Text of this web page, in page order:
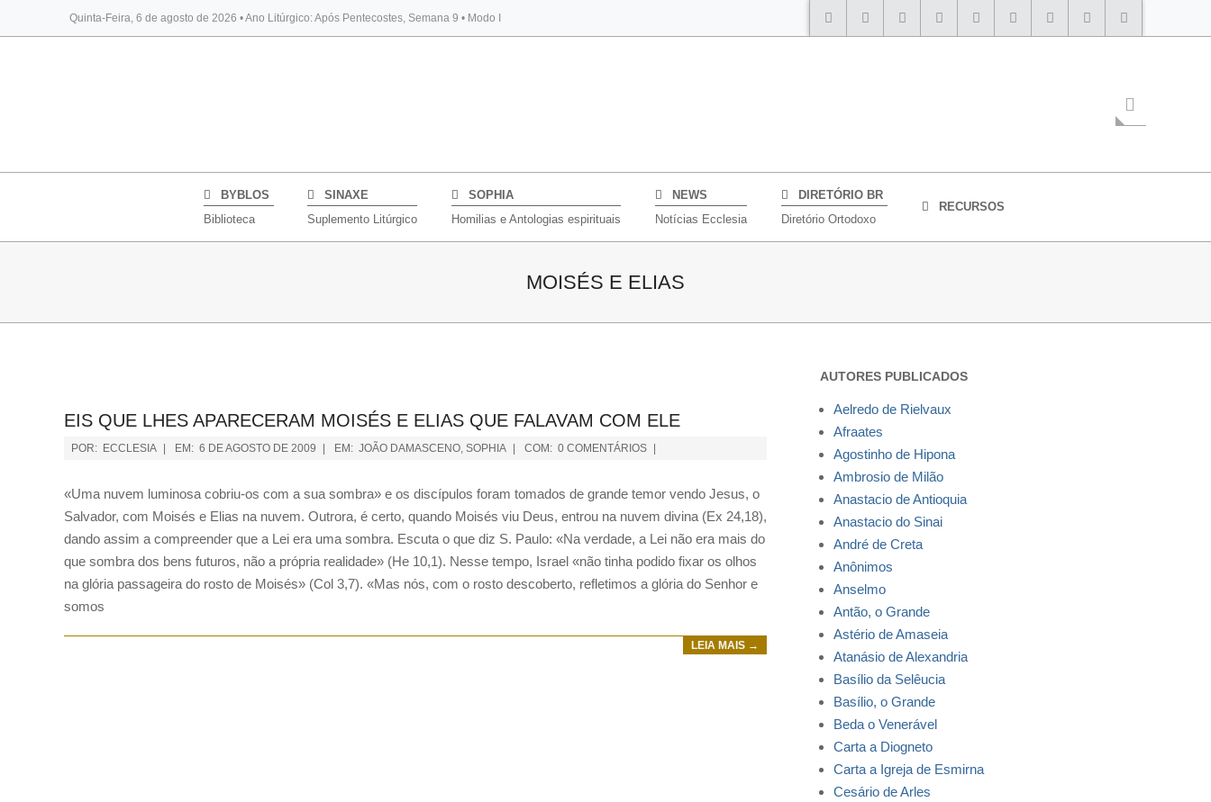
Quinta-Feira, 6 de agosto de 2026 • Ano Litúrgico: Após Pentecostes, Semana 9 • Modo I
BYBLOS
BYBLOS
Biblioteca
SINAXE
Suplemento Litúrgico
SOPHIA
Homilias e Antologias espirituais
NEWS
Notícias Ecclesia
DIRETÓRIO BR
Diretório Ortodoxo
RECURSOS
MOISÉS E ELIAS
EIS QUE LHES APARECERAM MOISÉS E ELIAS QUE FALAVAM COM ELE
POR: ECCLESIA EM: 6 DE AGOSTO DE 2009 EM: JOÃO DAMASCENO, SOPHIA COM: 0 COMENTÁRIOS
«Uma nuvem luminosa cobriu-os com a sua sombra» e os discípulos foram tomados de grande temor vendo Jesus, o
Salvador, com Moisés e Elias na nuvem. Outrora, é certo, quando Moisés viu Deus, entrou na nuvem divina (Ex 24,18),
dando assim a compreender que a Lei era uma sombra. Escuta o que diz S. Paulo: «Na verdade, a Lei não era mais do
que sombra dos bens futuros, não a própria realidade» (He 10,1). Nesse tempo, Israel «não tinha podido fixar os olhos
na glória passageira do rosto de Moisés» (Col 3,7). «Mas nós, com o rosto descoberto, refletimos a glória do Senhor e
somos
LEIA MAIS →
AUTORES PUBLICADOS
Aelredo de Rielvaux
Afraates
Agostinho de Hipona
Ambrosio de Milão
Anastacio de Antioquia
Anastacio do Sinai
André de Creta
Anônimos
Anselmo
Antão, o Grande
Astério de Amaseia
Atanásio de Alexandria
Basílio da Selêucia
Basílio, o Grande
Beda o Venerável
Carta a Diogneto
Carta a Igreja de Esmirna
Cesário de Arles